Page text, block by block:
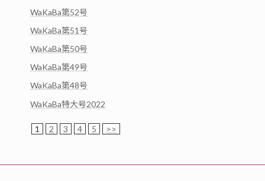
WaKaBa第52号
WaKaBa第51号
WaKaBa第50号
WaKaBa第49号
WaKaBa第48号
WaKaBa特大号2022
1 2 3 4 5 >>